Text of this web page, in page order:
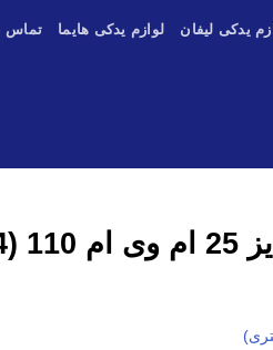
یدکی لیفان لوازم یدکی هایما تماس
یاتاقان